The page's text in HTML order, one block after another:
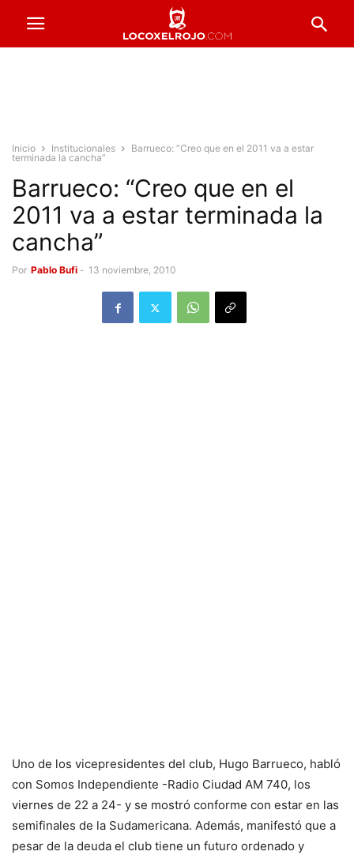
Inicio Institucionales
Barrueco: “Creo que en el 2011 va a estar
terminada la cancha”
Barrueco: “Creo que en el
2011 va a estar terminada la
cancha”
Por Pablo Bufi - 13 noviembre, 2010
Uno de los vicepresidentes del club, Hugo Barrueco, habló
con Somos Independiente -Radio Ciudad AM 740, los
viernes de 22 a 24- y se mostró conforme con estar en las
semifinales de la Sudamericana. Además, manifestó que a
pesar de la deuda el club tiene un futuro ordenado y